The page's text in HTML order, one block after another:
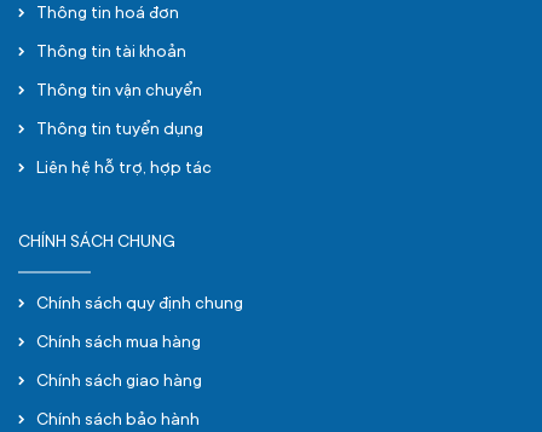
Thông tin hoá đơn
Thông tin tài khoản
Thông tin vận chuyển
Thông tin tuyển dụng
Liên hệ hỗ trợ, hợp tác
CHÍNH SÁCH CHUNG
Chính sách quy định chung
Chính sách mua hàng
Chính sách giao hàng
Chính sách bảo hành